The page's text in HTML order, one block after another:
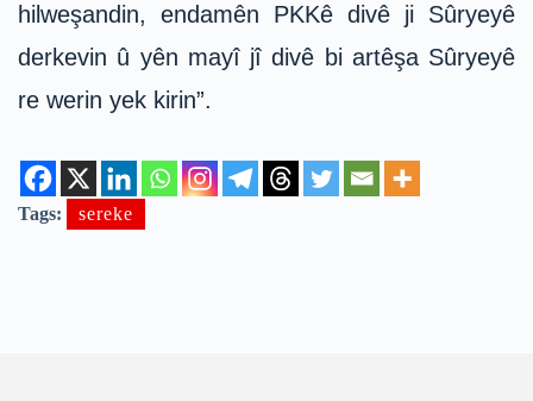
hilweşandin, endamên PKKê divê ji Sûryeyê
derkevin û yên mayî jî divê bi artêşa Sûryeyê
re werin yek kirin”.
Tags: sereke